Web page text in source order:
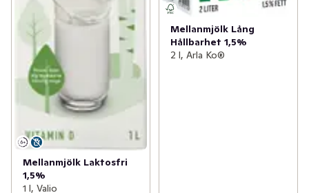
Mellanmjölk Laktosfri
1,5%
1 l, Valio
Mellanmjölk Lång
Hållbarhet 1,5%
2 l, Arla Ko®